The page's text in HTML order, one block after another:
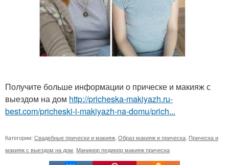
Получите больше информации о прическе и макияж с
выездом на дом http://pricheska-makiyazh.ru-
best.com/pricheski-i-makiyazh-na-domu/prich...
Категории: Свадебные прически и макияж Образ макияж и прическа Прическа и
макияж с выездом на дом Маникюр педикюр макияж прическа